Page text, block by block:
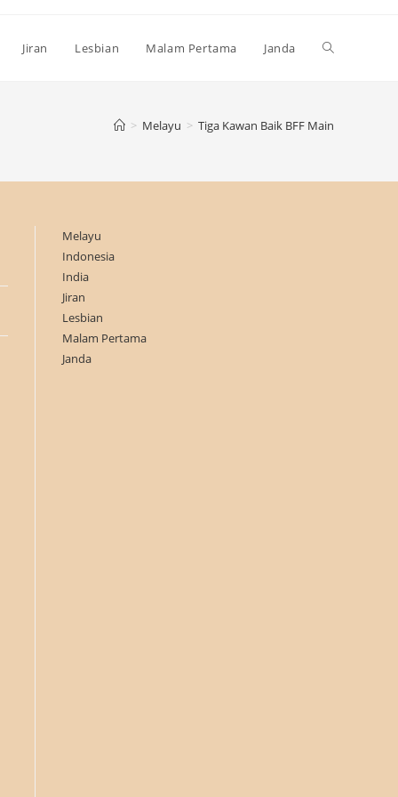
Jiran Lesbian Malam Pertama Janda Toggle
search
> Melayu > Tiga Kawan Baik BFF Main
Melayu
Indonesia
India
Jiran
Lesbian
Malam Pertama
Janda